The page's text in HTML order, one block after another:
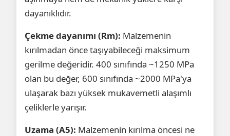
dayanıklıdır.
Çekme dayanımı (Rm): Malzemenin
kırılmadan önce taşıyabileceği maksimum
gerilme değeridir. 400 sınıfında ~1250 MPa
olan bu değer, 600 sınıfında ~2000 MPa'ya
ulaşarak bazı yüksek mukavemetli alaşımlı
çeliklerle yarışır.
Uzama (A5): Malzemenin kırılma öncesi ne